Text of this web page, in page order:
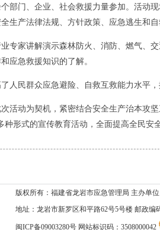
部门、企业、社会救援力量参加。活动
生产法律法规、方针政策、应急逃生和
家讲解演示森林防火、消防、燃气、交
应急救援知识的了解。
民群众应急避险、自救互救能力水平，
动为契机，紧密结合安全生产治本攻坚
种形式的宣传教育活动，全面提高全民